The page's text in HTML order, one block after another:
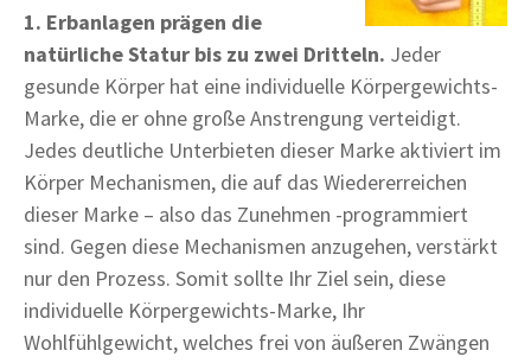
1. Erbanlagen prägen die
natürliche Statur bis zu zwei Dritteln. Jeder
gesunde Körper hat eine individuelle Körpergewichts-
Marke, die er ohne große Anstrengung verteidigt.
Jedes deutliche Unterbieten dieser Marke aktiviert im
Körper Mechanismen, die auf das Wiedererreichen
dieser Marke – also das Zunehmen -programmiert
sind. Gegen diese Mechanismen anzugehen, verstärkt
nur den Prozess. Somit sollte Ihr Ziel sein, diese
individuelle Körpergewichts-Marke, Ihr
Wohlfühlgewicht, welches frei von äußeren Zwängen